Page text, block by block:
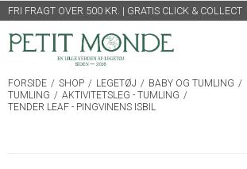
FRI FRAGT OVER 500 KR. | GRATIS CLICK & COLLECT
FORSIDE / SHOP / LEGETØJ / BABY OG TUMLING /
TUMLING / AKTIVITETSLEG - TUMLING /
TENDER LEAF - PINGVINENS ISBIL